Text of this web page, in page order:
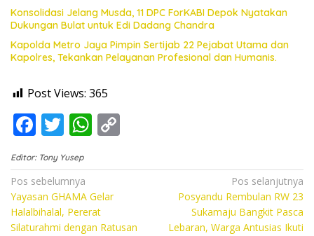
Konsolidasi Jelang Musda, 11 DPC ForKABI Depok Nyatakan
Dukungan Bulat untuk Edi Dadang Chandra
Kapolda Metro Jaya Pimpin Sertijab 22 Pejabat Utama dan
Kapolres, Tekankan Pelayanan Profesional dan Humanis.
Post Views: 365
F
ac
e
b
o
T
w
itt
er
W
at
s
A
p
Editor: Tony Yusep
Navigasi
pos
Pos sebelumnya
Yayasan GHAMA Gelar
Halalbihalal, Pererat
Silaturahmi dengan Ratusan
Pos selanjutnya
Posyandu Rembulan RW 23
Sukamaju Bangkit Pasca
Lebaran, Warga Antusias Ikuti